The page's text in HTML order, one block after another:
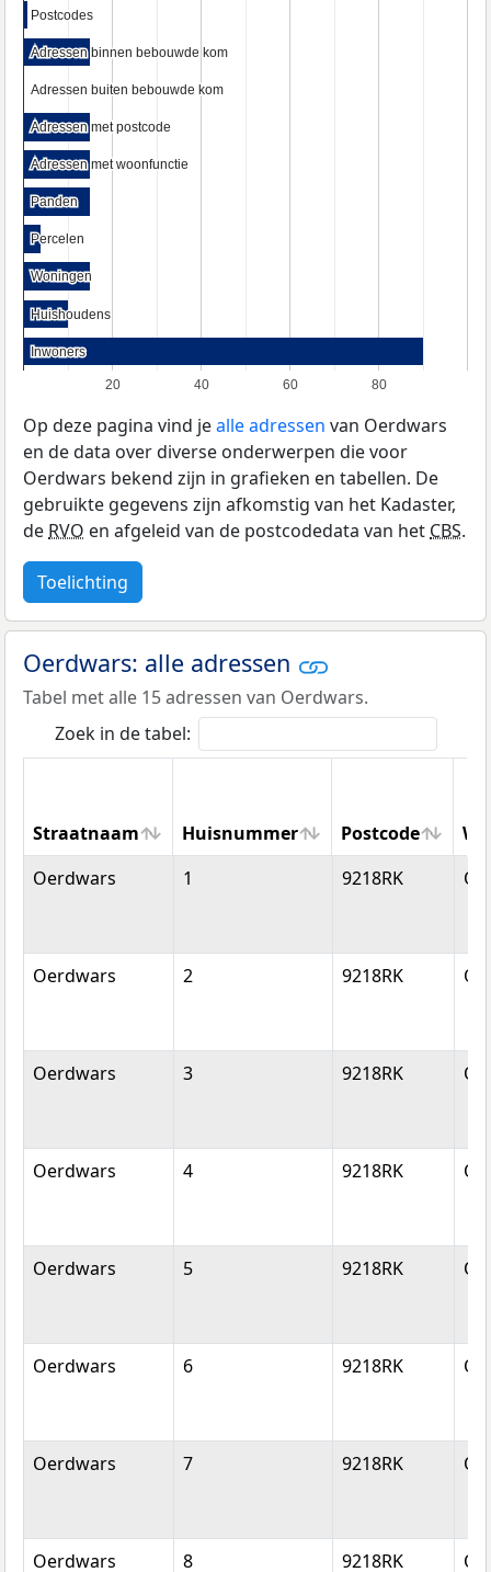
20 40 60 80
Postcodes
Postcodes
Adressen binnen bebouwde kom
Adressen binnen bebouwde kom
Adressen buiten bebouwde kom
Adressen buiten bebouwde kom
Adressen met postcode
Adressen met postcode
Adressen met woonfunctie
Adressen met woonfunctie
Panden
Panden
Percelen
Percelen
Woningen
Woningen
Huishoudens
Huishoudens
Inwoners
Inwoners
Op deze pagina vind jealle adressen van Oerdwars
en de data over diverse onderwerpen die voor
Oerdwars bekend zijn in grafieken en tabellen. De
gebruikte gegevens zijn afkomstig van het Kadaster,
deRVO en afgeleid van de postcodedata van hetCBS.
Toelichting
Oerdwars: alle adressen
Tabel met alle 15 adressen van Oerdwars.
Zoek in de tabel:
Straatnaam Huisnummer Postcode
Straatnaam
Huisnummer Postcode
Oerdwars 1 9218RK
Oerdwars 2 9218RK
Oerdwars 3 9218RK
Oerdwars 4 9218RK
Oerdwars 5 9218RK
Oerdwars 6 9218RK
Oerdwars 7 9218RK
Oerdwars 8 9218RK